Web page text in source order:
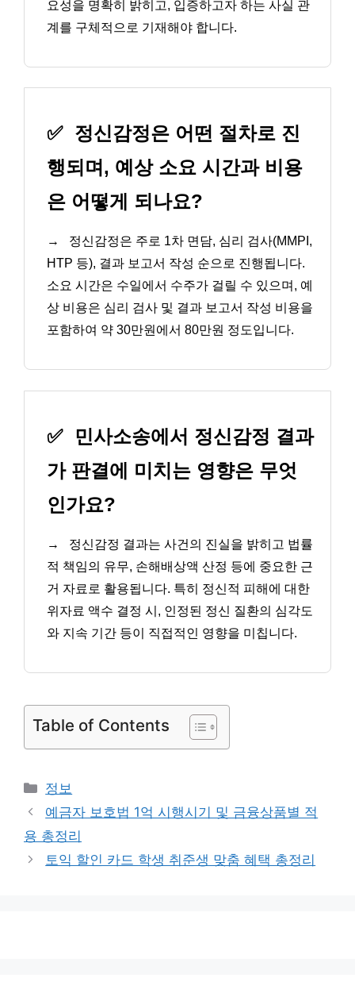
요성을 명확히 밝히고, 입증하고자 하는 사실 관
계를 구체적으로 기재해야 합니다.
✅ 정신감정은 어떤 절차로 진
행되며, 예상 소요 시간과 비용
은 어떻게 되나요?
→
정신감정은 주로 1차 면담, 심리 검사(MMPI,
HTP 등), 결과 보고서 작성 순으로 진행됩니다.
소요 시간은 수일에서 수주가 걸릴 수 있으며, 예
상 비용은 심리 검사 및 결과 보고서 작성 비용을
포함하여 약 30만원에서 80만원 정도입니다.
✅
민사소송에서 정신감정 결과
가 판결에 미치는 영향은 무엇
인가요?
→
정신감정 결과는 사건의 진실을 밝히고 법률
적 책임의 유무, 손해배상액 산정 등에 중요한 근
거 자료로 활용됩니다. 특히 정신적 피해에 대한
위자료 액수 결정 시, 인정된 정신 질환의 심각도
와 지속 기간 등이 직접적인 영향을 미칩니다.
Table of Contents
카
테
고
리
정보
예금자 보호법 1억 시행시기 및 금융상품별 적
용 총정리
토익 할인 카드 학생 취준생 맞춤 혜택 총정리